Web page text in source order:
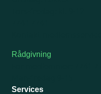
Rådgivning
Services